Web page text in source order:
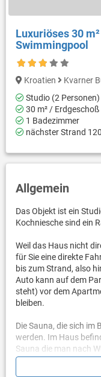
Luxuriöses 30
Swimmingpool
Kroatien Kvarner
Studio (2 Personen)
30 m² / Erdgeschoß
1 Badezimmer
nächster Strand
Allgemein
Das Objekt ist ein
Kochniesche sind ein
Weil das Haus nicht
für Sie eine direkte
bis zum Strand, also
Auto kann auf dem
steht) vor dem
bleiben.
Die Sauna, die sich
werden. Im Haus
Sauna die man nach
zahlt man beim
Person und pro 2